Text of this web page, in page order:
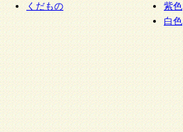
くだもの
紫色
白色